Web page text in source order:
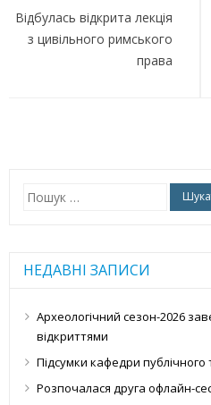
записів
Відбулась відкрита лекція
з цивільного римського
права
Пошук:
НЕДАВНІ ЗАПИСИ
Археологічний сезон-2026
відкриттями
Підсумки кафедри
Розпочалася друга офлайн-